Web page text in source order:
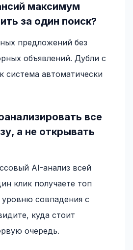
максимум
за один поиск?
предложений без
объявлений. Дубли с
система автоматически
все
а не открывать
AI-анализ всей
клик получаете топ
совпадения с
куда стоит
очередь.